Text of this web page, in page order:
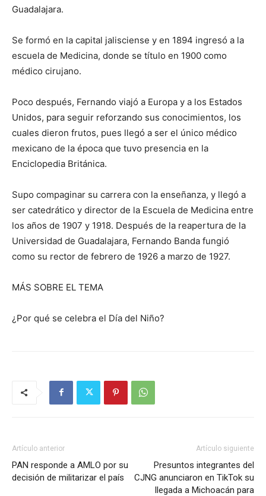
Guadalajara.
Se formó en la capital jalisciense y en 1894 ingresó a la
escuela de Medicina, donde se título en 1900 como
médico cirujano.
Poco después, Fernando viajó a Europa y a los Estados
Unidos, para seguir reforzando sus conocimientos, los
cuales dieron frutos, pues llegó a ser el único médico
mexicano de la época que tuvo presencia en la
Enciclopedia Británica.
Supo compaginar su carrera con la enseñanza, y llegó a
ser catedrático y director de la Escuela de Medicina entre
los años de 1907 y 1918. Después de la reapertura de la
Universidad de Guadalajara, Fernando Banda fungió
como su rector de febrero de 1926 a marzo de 1927.
MÁS SOBRE EL TEMA
¿Por qué se celebra el Día del Niño?
Artículo anterior
PAN responde a AMLO por su
decisión de militarizar el país
Artículo siguiente
Presuntos integrantes del
CJNG anunciaron en TikTok su
llegada a Michoacán para